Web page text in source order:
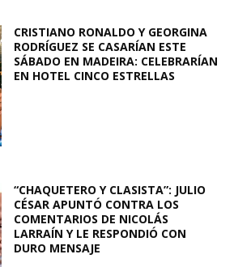
CRISTIANO RONALDO Y GEORGINA
RODRÍGUEZ SE CASARÍAN ESTE
SÁBADO EN MADEIRA: CELEBRARÍAN
EN HOTEL CINCO ESTRELLAS
“CHAQUETERO Y CLASISTA”: JULIO
CÉSAR APUNTÓ CONTRA LOS
COMENTARIOS DE NICOLÁS
LARRAÍN Y LE RESPONDIÓ CON
DURO MENSAJE